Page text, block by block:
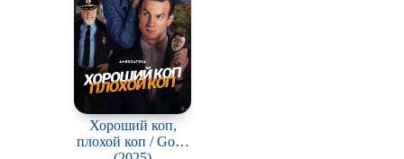
Хороший коп,
плохой коп / Good